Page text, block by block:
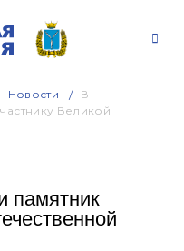
Новости
В
Великой
памятник